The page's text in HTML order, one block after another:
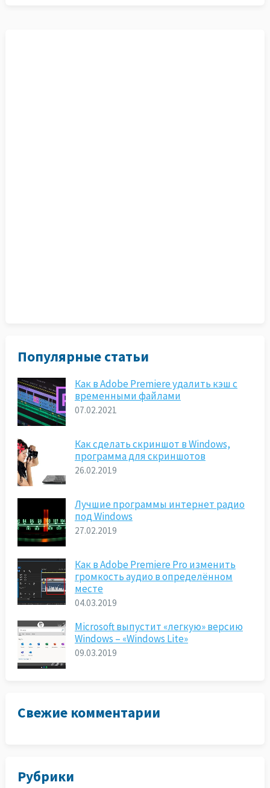
Популярные статьи
Как в Adobe Premiere удалить кэш с
временными файлами
07.02.2021
Как сделать скриншот в Windows,
программа для скриншотов
26.02.2019
Лучшие программы интернет радио
под Windows
27.02.2019
Как в Adobe Premiere Pro изменить
громкость аудио в определённом
месте
04.03.2019
Microsoft выпустит «легкую» версию
Windows – «Windows Lite»
09.03.2019
Свежие комментарии
Рубрики